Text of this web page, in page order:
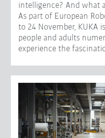
intelligence? And what
As part of European
to 24 November, KUKA
people and adults
experience the